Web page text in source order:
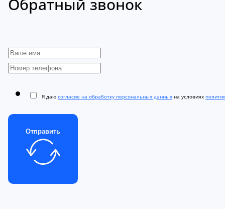
Обратный звонок
Я даю согласие на обработку персональных данных на условиях
Отправить